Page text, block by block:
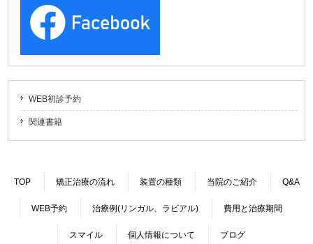
WEB初診予約
関連書籍
TOP 矯正治療の流れ 装置の種類 当院のご紹介 Q&A
WEB予約 治療例(リンガル、ラビアル) 費用と治療期間
スマイル 個人情報について ブログ